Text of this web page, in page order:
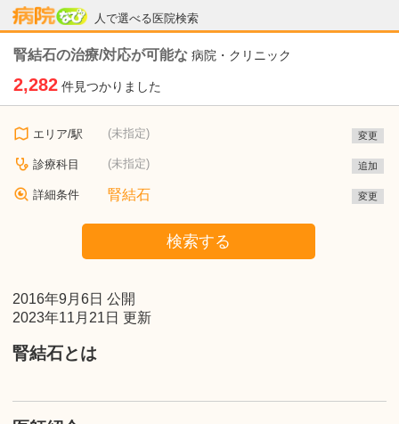
人で選べる医院検索
病院なび
腎結石の治療/対応が可能な 病院・クリニック
2,282 件見つかりました
エリア/駅 (未指定) 変更
診療科目 (未指定) 追加
詳細条件 腎結石 変更
検索する
2016年9月6日 公開
2023年11月21日 更新
腎結石とは